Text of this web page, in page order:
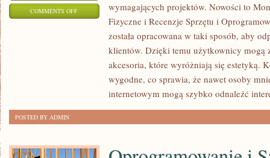
COMMENTS OFFON
OPROGRAMOWANIA
wymagających projektów. Nowości to
Fizyczne i Recenzje Sprzętu i
została opracowana w taki sposób, aby
klientów. Dzięki temu użytkownicy mogą
akcesoria, które wyróżniają się estetyką.
wygodne, co sprawia, że nawet osoby
internetowym mogą szybko odnaleźć
POSTED BY ADMIN